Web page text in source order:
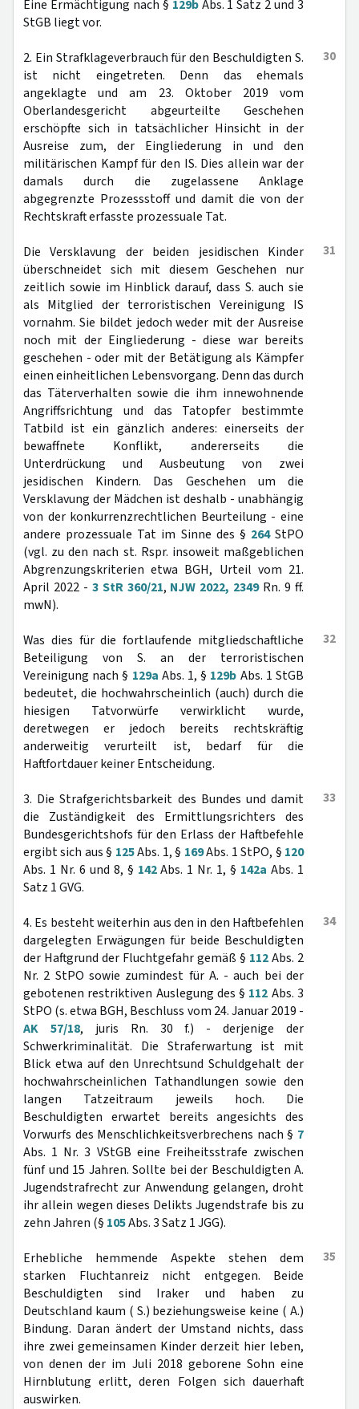
Eine Ermächtigung nach § 129bAbs. 1 Satz 2 und 3
StGB liegt vor.
30
2. Ein Strafklageverbrauch für den Beschuldigten S.
ist nicht eingetreten. Denn das ehemals
angeklagte und am 23. Oktober 2019 vom
Oberlandesgericht abgeurteilte Geschehen
erschöpfte sich in tatsächlicher Hinsicht in der
Ausreise zum, der Eingliederung in und den
militärischen Kampf für den IS. Dies allein war der
damals durch die zugelassene Anklage
abgegrenzte Prozessstoff und damit die von der
Rechtskraft erfasste prozessuale Tat.
31
Die Versklavung der beiden jesidischen Kinder
überschneidet sich mit diesem Geschehen nur
zeitlich sowie im Hinblick darauf, dass S. auch sie
als Mitglied der terroristischen Vereinigung IS
vornahm. Sie bildet jedoch weder mit der Ausreise
noch mit der Eingliederung - diese war bereits
geschehen - oder mit der Betätigung als Kämpfer
einen einheitlichen Lebensvorgang. Denn das durch
das Täterverhalten sowie die ihm innewohnende
Angriffsrichtung und das Tatopfer bestimmte
Tatbild ist ein gänzlich anderes: einerseits der
bewaffnete Konflikt, andererseits die
Unterdrückung und Ausbeutung von zwei
jesidischen Kindern. Das Geschehen um die
Versklavung der Mädchen ist deshalb - unabhängig
von der konkurrenzrechtlichen Beurteilung - eine
andere prozessuale Tat im Sinne des § 264StPO
(vgl. zu den nach st. Rspr. insoweit maßgeblichen
Abgrenzungskriterien etwa BGH, Urteil vom 21.
April 2022 - 3 StR 360/21, NJW 2022, 2349Rn. 9 ff.
mwN).
32
Was dies für die fortlaufende mitgliedschaftliche
Beteiligung von S. an der terroristischen
Vereinigung nach § 129a Abs. 1, § 129b Abs. 1 StGB
bedeutet, die hochwahrscheinlich (auch) durch die
hiesigen Tatvorwürfe verwirklicht wurde,
deretwegen er jedoch bereits rechtskräftig
anderweitig verurteilt ist, bedarf für die
Haftfortdauer keiner Entscheidung.
33
3. Die Strafgerichtsbarkeit des Bundes und damit
die Zuständigkeit des Ermittlungsrichters des
Bundesgerichtshofs für den Erlass der Haftbefehle
ergibt sich aus § 125Abs. 1, § 169Abs. 1 StPO, § 120
Abs. 1 Nr. 6 und 8, § 142Abs. 1 Nr. 1, § 142a Abs. 1
Satz 1 GVG.
34
4. Es besteht weiterhin aus den in den Haftbefehlen
dargelegten Erwägungen für beide Beschuldigten
der Haftgrund der Fluchtgefahr gemäß § 112Abs. 2
Nr. 2 StPO sowie zumindest für A. - auch bei der
gebotenen restriktiven Auslegung des § 112 Abs. 3
StPO (s. etwa BGH, Beschluss vom 24. Januar 2019 -
AK 57/18, juris Rn. 30 f.) - derjenige der
Schwerkriminalität. Die Straferwartung ist mit
Blick etwa auf den Unrechtsund Schuldgehalt der
hochwahrscheinlichen Tathandlungen sowie den
langen Tatzeitraum jeweils hoch. Die
Beschuldigten erwartet bereits angesichts des
Vorwurfs des Menschlichkeitsverbrechens nach § 7
Abs. 1 Nr. 3 VStGB eine Freiheitsstrafe zwischen
fünf und 15 Jahren. Sollte bei der Beschuldigten A.
Jugendstrafrecht zur Anwendung gelangen, droht
ihr allein wegen dieses Delikts Jugendstrafe bis zu
zehn Jahren (§ 105Abs. 3 Satz 1 JGG).
35
Erhebliche hemmende Aspekte stehen dem
starken Fluchtanreiz nicht entgegen. Beide
Beschuldigten sind Iraker und haben zu
Deutschland kaum ( S.) beziehungsweise keine ( A.)
Bindung. Daran ändert der Umstand nichts, dass
ihre zwei gemeinsamen Kinder derzeit hier leben,
von denen der im Juli 2018 geborene Sohn eine
Hirnblutung erlitt, deren Folgen sich dauerhaft
auswirken.